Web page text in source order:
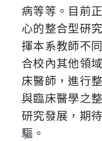
病等等。目前
心的整合型研
揮本系教師不
合校內其他領
床醫師，進行
與臨床醫學之
研究發展，期
驅。